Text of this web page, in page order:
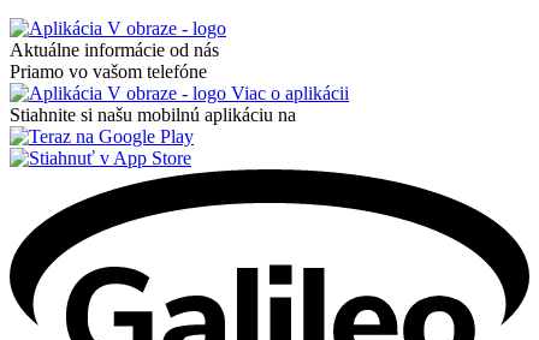
Aktuálne informácie od nás
Priamo vo vašom telefóne
Viac o aplikácii
Stiahnite si našu mobilnú aplikáciu na